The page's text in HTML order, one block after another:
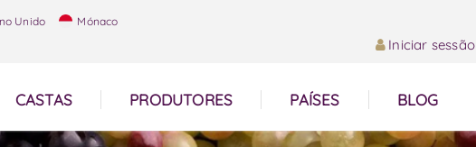
Unido Mónaco
Iniciar sessão
CASTAS PRODUTORES PAÍSES BLOG